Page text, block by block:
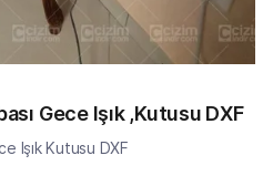
Gece Işık ,Kutusu DXF
Işık Kutusu DXF